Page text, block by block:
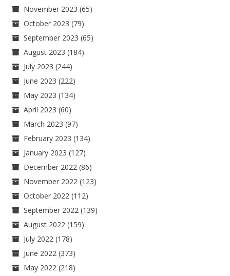
November 2023 (65)
October 2023 (79)
September 2023 (65)
August 2023 (184)
July 2023 (244)
June 2023 (222)
May 2023 (134)
April 2023 (60)
March 2023 (97)
February 2023 (134)
January 2023 (127)
December 2022 (86)
November 2022 (123)
October 2022 (112)
September 2022 (139)
August 2022 (159)
July 2022 (178)
June 2022 (373)
May 2022 (218)